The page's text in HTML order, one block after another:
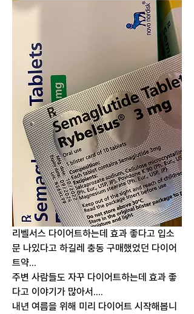
리벨서스 다이어트하는데 효과 좋다고 입소
문 나있다고 하길레 충동 구매했었던 다이어
트약...
주변 사람들도 자꾸 다이어트하는데 효과 좋
다고 이야기가 많아서....
내년 여름을 위해 미리 다이어트 시작해봅니